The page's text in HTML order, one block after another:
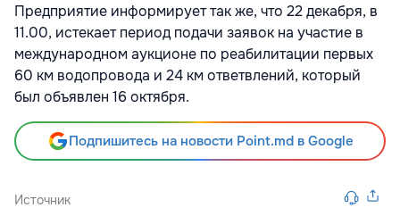
Предприятие информирует так же, что 22 декабря, в
11.00, истекает период подачи заявок на участие в
международном аукционе по реабилитации первых
60 км водопровода и 24 км ответвлений, который
был объявлен 16 октября.
Подпишитесь на новости Point.md в Google
Источник